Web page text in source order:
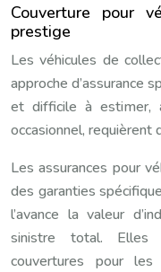
Couverture pour
prestige
Les véhicules de
approche d’assurance
et difficile à estimer,
occasionnel, requièrent
Les assurances pour
des garanties
l’avance la valeur
sinistre total. Elles
couvertures pour